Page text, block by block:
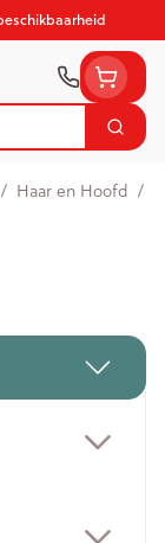
Zoek
/ Haar en Hoofd /